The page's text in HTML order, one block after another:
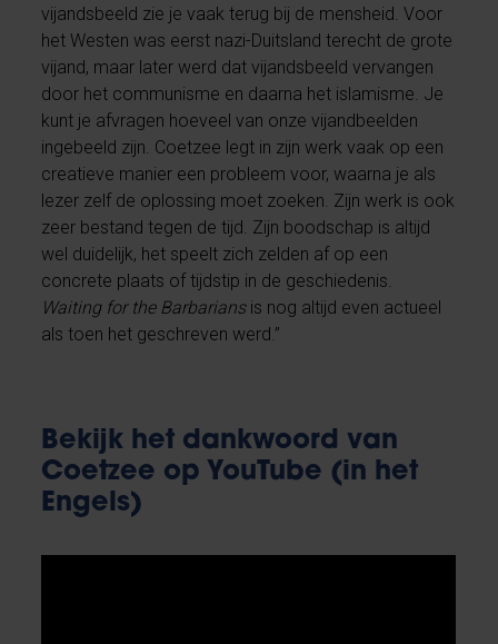
vijandsbeeld zie je vaak terug bij de mensheid. Voor
het Westen was eerst nazi-Duitsland terecht de grote
vijand, maar later werd dat vijandsbeeld vervangen
door het communisme en daarna het islamisme. Je
kunt je afvragen hoeveel van onze vijandbeelden
ingebeeld zijn. Coetzee legt in zijn werk vaak op een
creatieve manier een probleem voor, waarna je als
lezer zelf de oplossing moet zoeken. Zijn werk is ook
zeer bestand tegen de tijd. Zijn boodschap is altijd
wel duidelijk, het speelt zich zelden af op een
concrete plaats of tijdstip in de geschiedenis.
Waiting for the Barbariansis nog altijd even actueel
als toen het geschreven werd.”
Bekijk het dankwoord van
Coetzee op YouTube (in het
Engels)